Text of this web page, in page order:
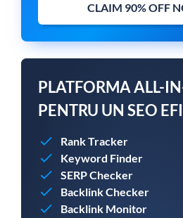
CLAIM 90% OFF
PLATFORMA ALL-
PENTRU UN SEO
Rank Tracker
Keyword Finder
SERP Checker
Backlink Checker
Backlink Monitor